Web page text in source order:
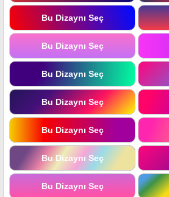
Bu Dizaynı Seç
Bu Dizaynı Seç
Bu Dizaynı Seç
Bu Dizaynı Seç
Bu Dizaynı Seç
Bu Dizaynı Seç
Bu Dizaynı Seç